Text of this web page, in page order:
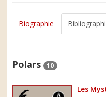
Biographie
Polars 10
Les